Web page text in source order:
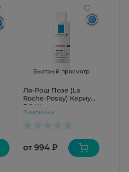
Быстрый просмотр
Ля-Рош Позе (La
Roche-Posay) Кериум
DS Шампунь от
перхоти с
В наличии
от 994 ₽